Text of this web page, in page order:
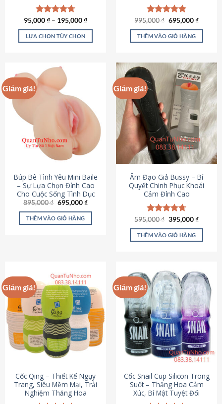
Được xếp
hạng4.70
5 sao
95,000₫ – 195,000₫
LỰA CHỌN TÙY CHỌN
này
nhiều
biến
thể.
chọn
thể
chọn
trên
trang
sản
phẩm
Được xếp
hạng4.80
5 sao
995,000₫ Giá
là:
995,000 ₫.
695,000₫Giá
tại
THÊM VÀO GIỎ HÀNG
Giảm giá!
Búp Bê Tình Yêu Mini Baile
– Sự Lựa Chọn Đỉnh Cao
Cho Cuộc Sống Tình Dục
895,000₫ Giá
là:
895,000 ₫.
695,000₫Giá
tại
THÊM VÀO GIỎ HÀNG
Giảm giá!
Âm Đạo Giả Bussy – Bí
Quyết Chinh Phục Khoái
Cảm Đỉnh Cao
Được xếp
hạng4.64
5 sao
595,000₫ Giá
là:
595,000 ₫.
395,000₫Giá
tại
THÊM VÀO GIỎ HÀNG
Giảm giá!
Cốc Qing – Thiết Kế Ngụy
Trang, Siêu Mềm Mại, Trải
Nghiệm Thăng Hoa
Giảm giá!
Cốc Snail Cup Silicon Trong
Suốt – Thăng Hoa Cảm
Xúc, Bí Mật Tuyệt Đối